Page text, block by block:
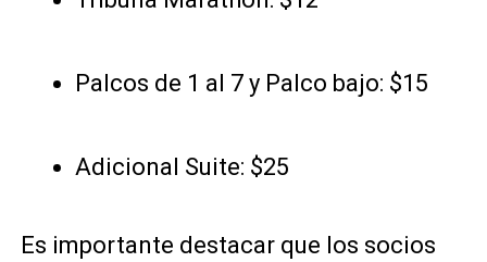
Palcos de 1 al 7 y Palco bajo: $15
Adicional Suite: $25
Es importante destacar que los socios